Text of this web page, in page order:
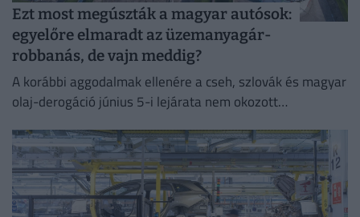
Ezt most megúszták a magyar autósok:
egyelőre elmaradt az üzemanyagár-
robbanás, de vajn meddig?
A korábbi aggodalmak ellenére a cseh, szlovák és magyar
olaj-derogáció június 5-i lejárata nem okozott